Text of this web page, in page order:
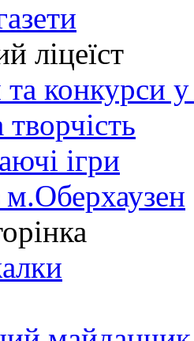
ліцеїст
конкурси у
ігри